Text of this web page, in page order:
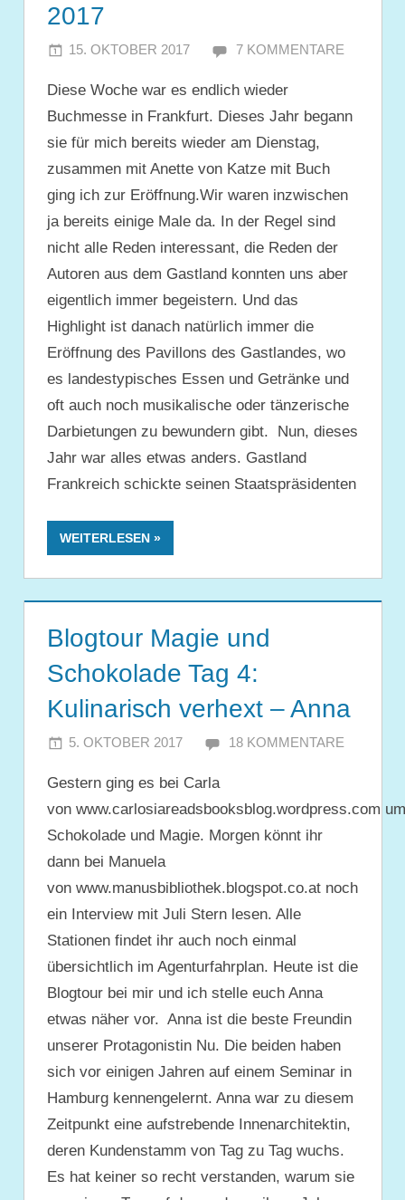
2017
15. OKTOBER 2017 JULIA
7 KOMMENTARE
Diese Woche war es endlich wieder
Buchmesse in Frankfurt. Dieses Jahr begann
sie für mich bereits wieder am Dienstag,
zusammen mit Anette von Katze mit Buch
ging ich zur Eröffnung.Wir waren inzwischen
ja bereits einige Male da. In der Regel sind
nicht alle Reden interessant, die Reden der
Autoren aus dem Gastland konnten uns aber
eigentlich immer begeistern. Und das
Highlight ist danach natürlich immer die
Eröffnung des Pavillons des Gastlandes, wo
es landestypisches Essen und Getränke und
oft auch noch musikalische oder tänzerische
Darbietungen zu bewundern gibt. Nun, dieses
Jahr war alles etwas anders. Gastland
Frankreich schickte seinen Staatspräsidenten
WEITERLESEN
Blogtour Magie und
Schokolade Tag 4:
Kulinarisch verhext – Anna
5. OKTOBER 2017 JULIA
18 KOMMENTARE
Gestern ging es bei Carla
von www.carlosiareadsbooksblog.wordpress.com um
Schokolade und Magie. Morgen könnt ihr
dann bei Manuela
von www.manusbibliothek.blogspot.co.at noch
ein Interview mit Juli Stern lesen. Alle
Stationen findet ihr auch noch einmal
übersichtlich im Agenturfahrplan. Heute ist die
Blogtour bei mir und ich stelle euch Anna
etwas näher vor. Anna ist die beste Freundin
unserer Protagonistin Nu. Die beiden haben
sich vor einigen Jahren auf einem Seminar in
Hamburg kennengelernt. Anna war zu diesem
Zeitpunkt eine aufstrebende Innenarchitektin,
deren Kundenstamm von Tag zu Tag wuchs.
Es hat keiner so recht verstanden, warum sie